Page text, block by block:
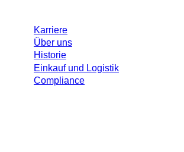
Karriere
Über uns
Historie
Einkauf und Logistik
Compliance